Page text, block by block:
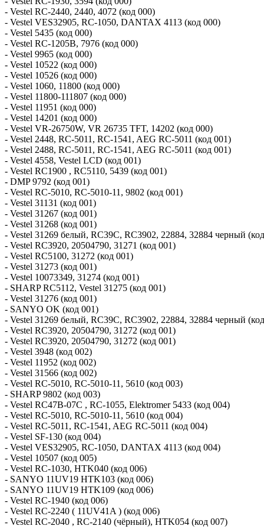
- Vestel RC-2440, 2440, 4072 (код 000)
- Vestel VES32905, RC-1050, DANTAX 4113 (код 000)
- Vestel 5435 (код 000)
- Vestel RC-1205B, 7976 (код 000)
- Vestel 9965 (код 000)
- Vestel 10522 (код 000)
- Vestel 10526 (код 000)
- Vestel 1060, 11800 (код 000)
- Vestel 11800-111807 (код 000)
- Vestel 11951 (код 000)
- Vestel 14201 (код 000)
- Vestel VR-26750W, VR 26735 TFT, 14202 (код 000)
- Vestel 2448, RC-5011, RC-1541, AEG RC-5011 (код 001)
- Vestel 2488, RC-5011, RC-1541, AEG RC-5011 (код 001)
- Vestel 4558, Vestel LCD (код 001)
- Vestel RC1900 , RC5110, 5439 (код 001)
- DMP 9792 (код 001)
- Vestel RC-5010, RC-5010-11, 9802 (код 001)
- Vestel 31131 (код 001)
- Vestel 31267 (код 001)
- Vestel 31268 (код 001)
- Vestel 31269 белый, RC39C, RC3902, 22884, 32884 черный
- Vestel RC3920, 20504790, 31271 (код 001)
- Vestel RC5100, 31272 (код 001)
- Vestel 31273 (код 001)
- Vestel 10073349, 31274 (код 001)
- SHARP RC5112, Vestel 31275 (код 001)
- Vestel 31276 (код 001)
- SANYO OK (код 001)
- Vestel 31269 белый, RC39C, RC3902, 22884, 32884 черный
- Vestel RC3920, 20504790, 31272 (код 001)
- Vestel RC3920, 20504790, 31272 (код 001)
- Vestel 3948 (код 002)
- Vestel 11952 (код 002)
- Vestel 31566 (код 002)
- Vestel RC-5010, RC-5010-11, 5610 (код 003)
- SHARP 9802 (код 003)
- Vestel RC47B-07C , RC-1055, Elektromer 5433 (код 004)
- Vestel RC-5010, RC-5010-11, 5610 (код 004)
- Vestel RC-5011, RC-1541, AEG RC-5011 (код 004)
- Vestel SF-130 (код 004)
- Vestel VES32905, RC-1050, DANTAX 4113 (код 004)
- Vestel 10507 (код 005)
- Vestel RC-1030, HTK040 (код 006)
- SANYO 11UV19 HTK103 (код 006)
- SANYO 11UV19 HTK109 (код 006)
- Vestel RC-1940 (код 006)
- Vestel RC-2240 ( 11UV41A ) (код 006)
- Vestel RC-2040 , RC-2140 (чёрный), HTK054 (код 007)